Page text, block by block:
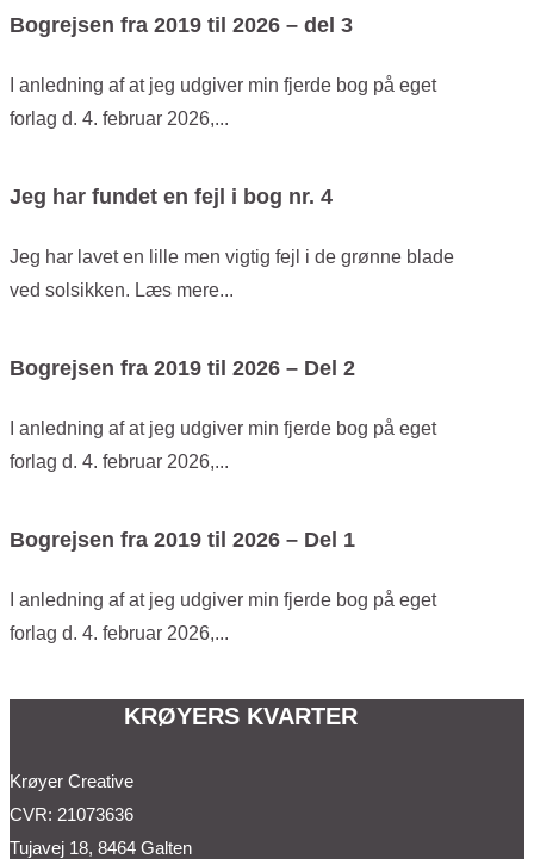
Bogrejsen fra 2019 til 2026 – del 3
I anledning af at jeg udgiver min fjerde bog på eget
forlag d. 4. februar 2026,...
Jeg har fundet en fejl i bog nr. 4
Jeg har lavet en lille men vigtig fejl i de grønne blade
ved solsikken. Læs mere...
Bogrejsen fra 2019 til 2026 – Del 2
I anledning af at jeg udgiver min fjerde bog på eget
forlag d. 4. februar 2026,...
Bogrejsen fra 2019 til 2026 – Del 1
I anledning af at jeg udgiver min fjerde bog på eget
forlag d. 4. februar 2026,...
KRØYERS KVARTER
Krøyer Creative
CVR: 21073636
Tujavej 18, 8464 Galten